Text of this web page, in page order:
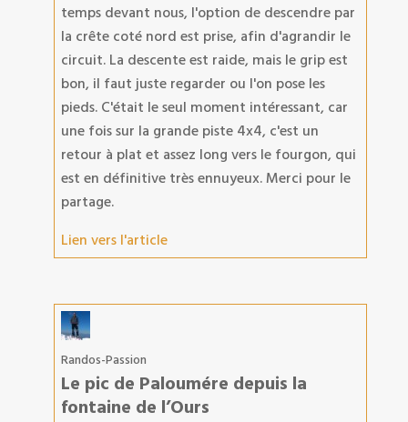
temps devant nous, l'option de descendre par
la crête coté nord est prise, afin d'agrandir le
circuit. La descente est raide, mais le grip est
bon, il faut juste regarder ou l'on pose les
pieds. C'était le seul moment intéressant, car
une fois sur la grande piste 4x4, c'est un
retour à plat et assez long vers le fourgon, qui
est en définitive très ennuyeux. Merci pour le
partage.
Lien vers l'article
Randos-Passion
Le pic de Paloumére depuis la
fontaine de l’Ours